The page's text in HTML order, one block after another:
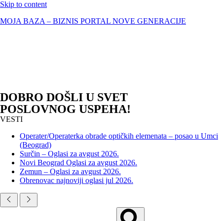
Skip to content
MOJA BAZA – BIZNIS PORTAL NOVE GENERACIJE
DOBRO DOŠLI U SVET
POSLOVNOG USPEHA!
VESTI
Operater/Operaterka obrade optičkih elemenata – posao u Umci
(Beograd)
Surčin – Oglasi za avgust 2026.
Novi Beograd Oglasi za avgust 2026.
Zemun – Oglasi za avgust 2026.
Obrenovac najnoviji oglasi jul 2026.